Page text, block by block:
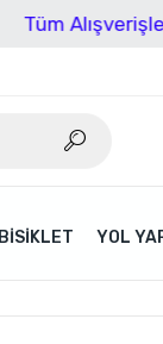
YOL